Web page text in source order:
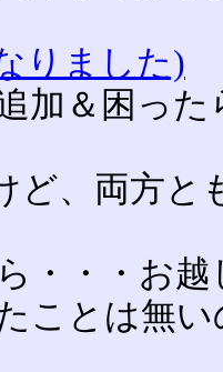
りました)
加＆困っ
ど、両方と
・・・お
ことは無